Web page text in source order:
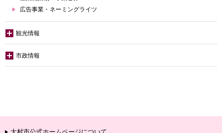
広告事業・ネーミングライツ
観光情報
市政情報